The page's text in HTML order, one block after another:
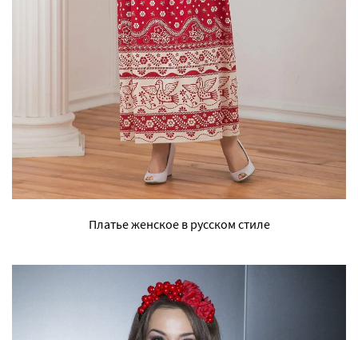
Платье женское в русском стиле